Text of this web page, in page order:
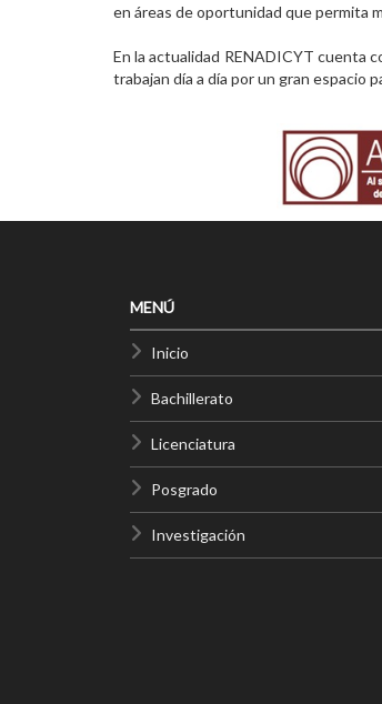
en áreas de oportunidad que permita
En la actualidad RENADICYT cuenta
trabajan día a día por un gran espacio
MENÚ
Inicio
Bachillerato
Licenciatura
Posgrado
Investigación